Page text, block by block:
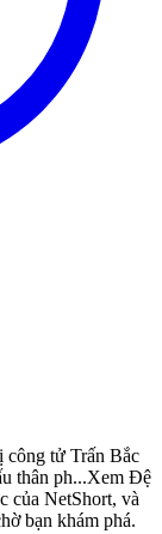
công tử Trấn Bắc
thân ph...Xem Đệ
của NetShort, và
bạn khám phá.